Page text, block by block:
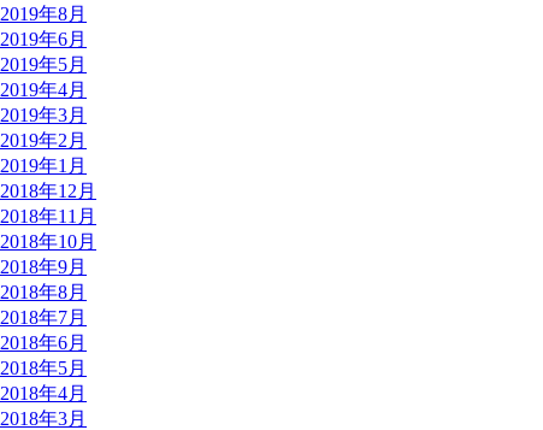
2019年8月
2019年6月
2019年5月
2019年4月
2019年3月
2019年2月
2019年1月
2018年12月
2018年11月
2018年10月
2018年9月
2018年8月
2018年7月
2018年6月
2018年5月
2018年4月
2018年3月